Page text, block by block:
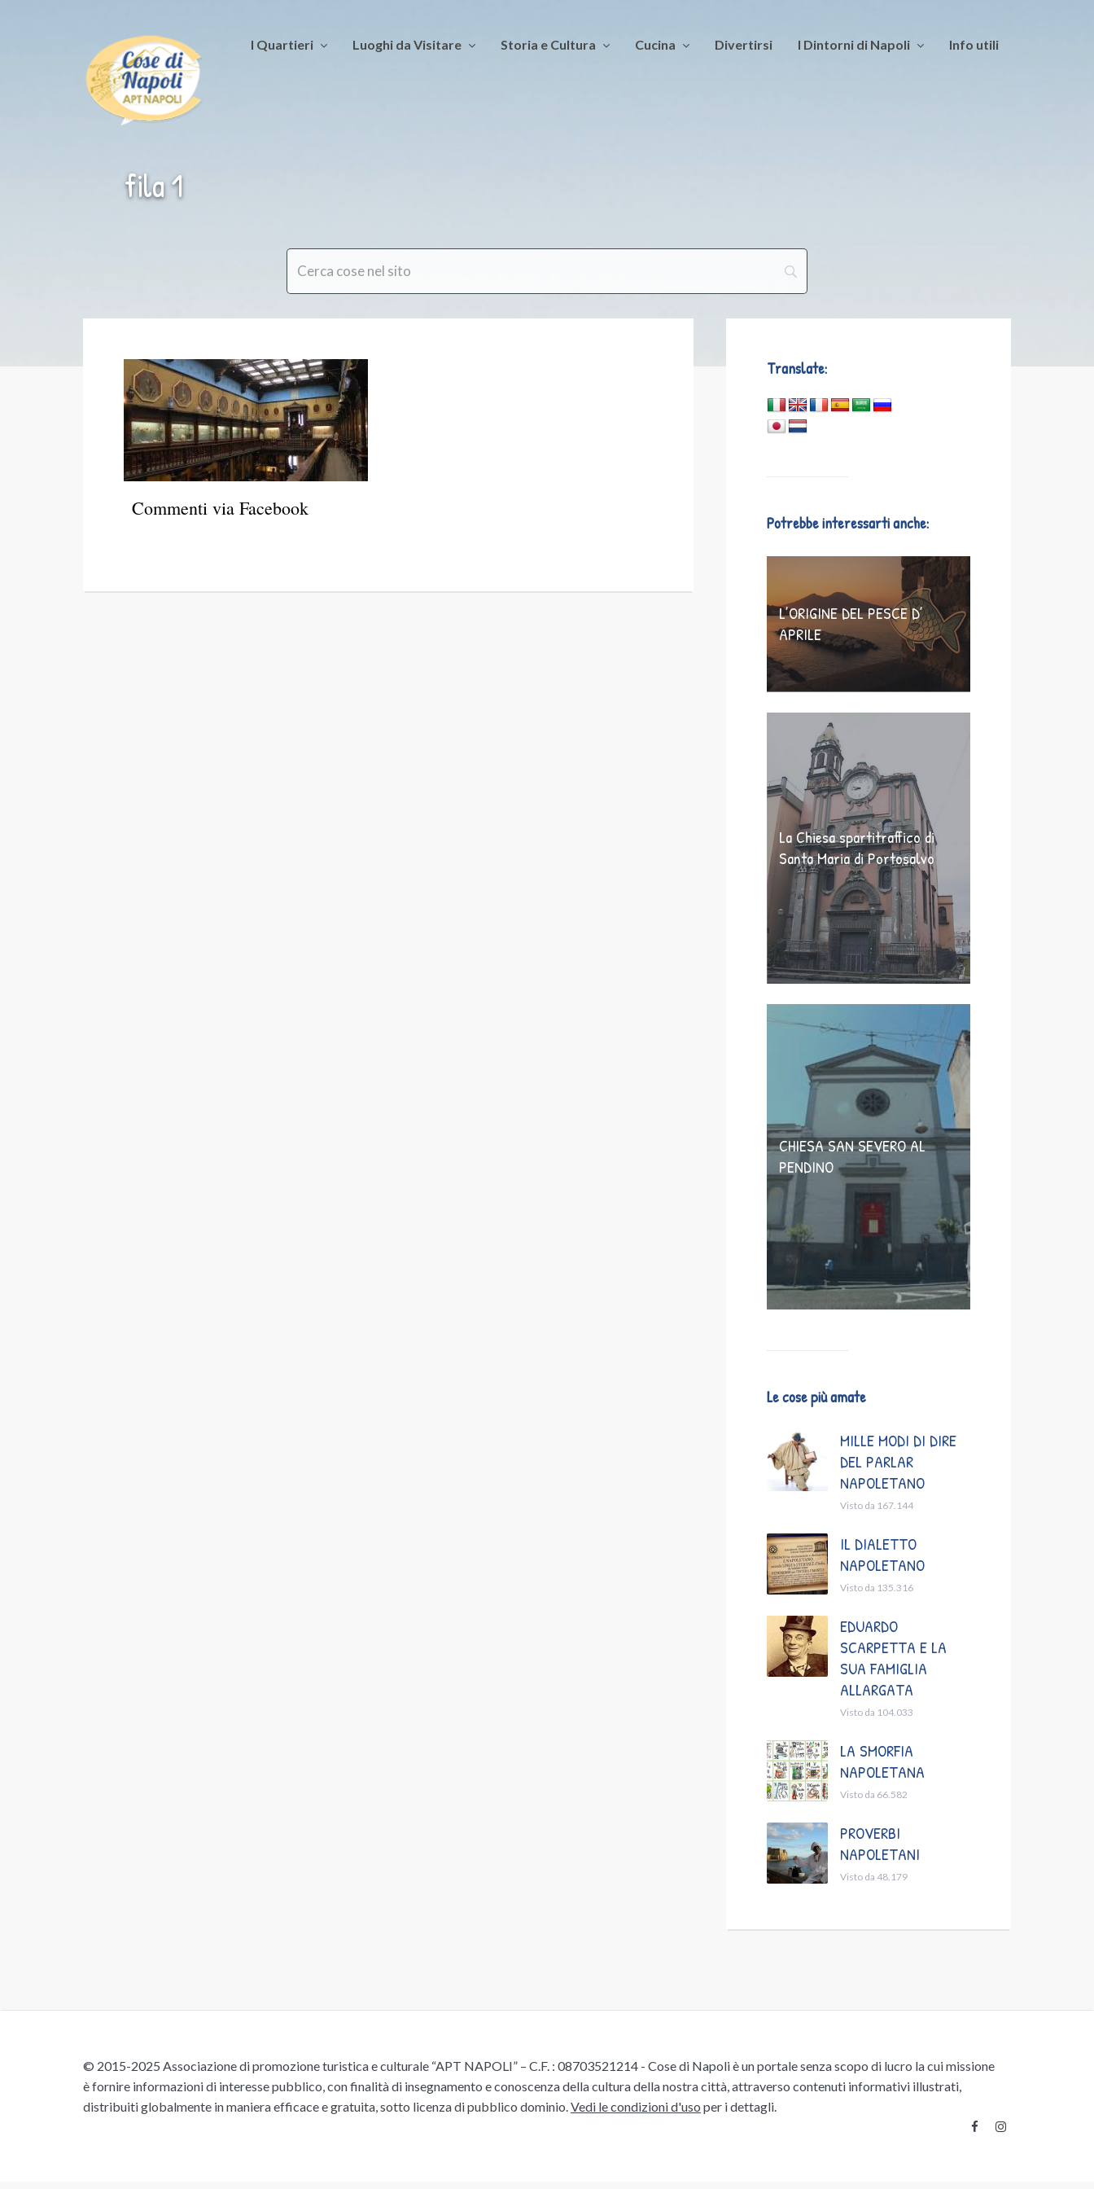
I Quartieri Luoghi da Visitare Storia e Cultura Cucina Divertirsi I Dintorni di Napoli Info utili
fila 1
Commenti via Facebook
Translate:
Potrebbe interessarti anche:
L’ORIGINE DEL PESCE D’
APRILE
La Chiesa spartitraffico di
Santa Maria di Portosalvo
CHIESA SAN SEVERO AL
PENDINO
Le cose più amate
MILLE MODI DI DIRE
DEL PARLAR
NAPOLETANO
Visto da 167.144
IL DIALETTO
NAPOLETANO
Visto da 135.316
EDUARDO
SCARPETTA E LA
SUA FAMIGLIA
ALLARGATA
Visto da 104.033
LA SMORFIA
NAPOLETANA
Visto da 66.582
PROVERBI
NAPOLETANI
Visto da 48.179
© 2015-2025 Associazione di promozione turistica e culturale “APT NAPOLI” – C.F. : 08703521214 - Cose di Napoli è un portale senza scopo di lucro la cui missione
è fornire informazioni di interesse pubblico, con finalità di insegnamento e conoscenza della cultura della nostra città, attraverso contenuti informativi illustrati,
distribuiti globalmente in maniera efficace e gratuita, sotto licenza di pubblico dominio.Vedi le condizioni d'uso per i dettagli.